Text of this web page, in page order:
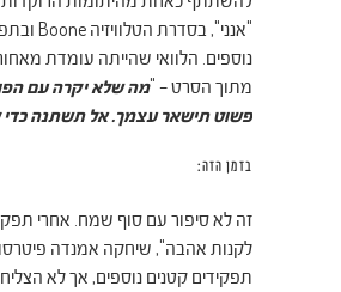
"אנני", בסדרת הטלוויזיה Boone
נוספים. הלוואי שהייתה עומדת
מתוך הסרט – "מה שלא יקרה עם
פשוט תישאר עצמך. אל תשתנה כדי
בזמן הזה:
זה לא סיפור עם סוף שמח. אחרי
לקנות אהבה", שיחקה אמנדה
תפקידים קטנים נוספים, אך לא